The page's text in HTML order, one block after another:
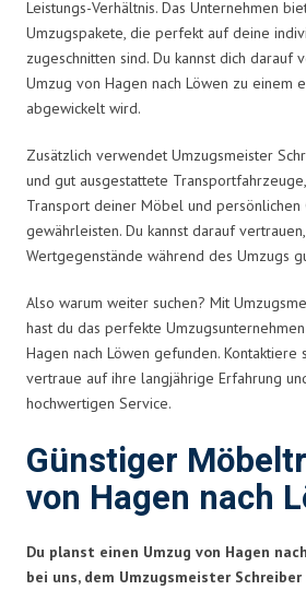
Leistungs-Verhältnis. Das Unternehmen
Umzugspakete, die perfekt auf deine
zugeschnitten sind. Du kannst dich darauf
Umzug von Hagen nach Löwen zu einem
abgewickelt wird.
Zusätzlich verwendet Umzugsmeister
und gut ausgestattete
Transport deiner Möbel und persönlichen
gewährleisten. Du kannst darauf
Wertgegenstände während des Umzugs
Also warum weiter suchen? Mit
hast du das perfekte
Hagen nach Löwen gefunden. Kontaktiere
vertraue auf ihre langjährige Erfahrung
hochwertigen Service.
Günstiger
von Hagen nach
Du planst einen Umzug von Hagen
bei uns, dem Umzugsmeister